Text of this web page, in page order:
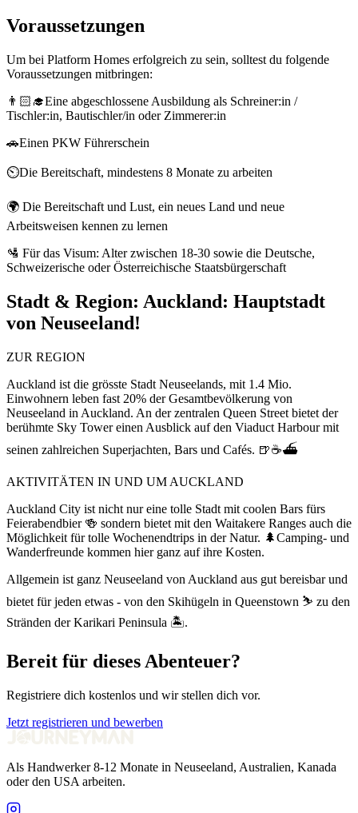
Voraussetzungen
Um bei Platform Homes erfolgreich zu sein, solltest du folgende
Voraussetzungen mitbringen:
👨🏻‍🎓Eine abgeschlossene Ausbildung als Schreiner:in /
Tischler:in, Bautischler/in oder Zimmerer:in
🚗Einen PKW Führerschein
⏲️Die Bereitschaft, mindestens 8 Monate zu arbeiten
🌍 Die Bereitschaft und Lust, ein neues Land und neue
Arbeitsweisen kennen zu lernen
🛂 Für das Visum: Alter zwischen 18-30 sowie die Deutsche,
Schweizerische oder Österreichische Staatsbürgerschaft
Stadt & Region: Auckland: Hauptstadt
von Neuseeland!
ZUR REGION
Auckland ist die grösste Stadt Neuseelands, mit 1.4 Mio.
Einwohnern leben fast 20% der Gesamtbevölkerung von
Neuseeland in Auckland. An der zentralen Queen Street bietet der
berühmte Sky Tower einen Ausblick auf den Viaduct Harbour mit
seinen zahlreichen Superjachten, Bars und Cafés. 🍺☕⛴️
AKTIVITÄTEN IN UND UM AUCKLAND
Auckland City ist nicht nur eine tolle Stadt mit coolen Bars fürs
Feierabendbier 🍻 sondern bietet mit den Waitakere Ranges auch die
Möglichkeit für tolle Wochenendtrips in der Natur. 🌲Camping- und
Wanderfreunde kommen hier ganz auf ihre Kosten.
Allgemein ist ganz Neuseeland von Auckland aus gut bereisbar und
bietet für jeden etwas - von den Skihügeln in Queenstown ⛷️ zu den
Stränden der Karikari Peninsula 🏝️.
Bereit für dieses Abenteuer?
Registriere dich kostenlos und wir stellen dich vor.
Jetzt registrieren und bewerben
Als Handwerker 8-12 Monate in Neuseeland, Australien, Kanada
oder den USA arbeiten.